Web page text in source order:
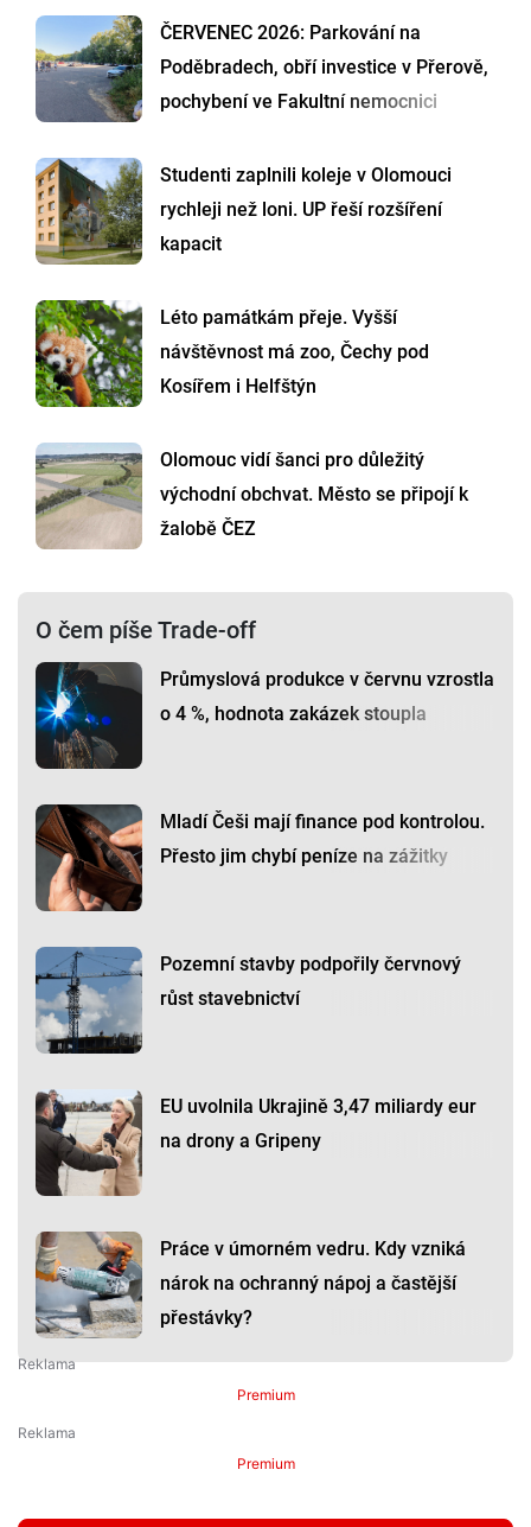
ČERVENEC 2026: Parkování na
Poděbradech, obří investice v Přerově,
pochybení ve Fakultní nemocnici
Studenti zaplnili koleje v Olomouci
rychleji než loni. UP řeší rozšíření
kapacit
Léto památkám přeje. Vyšší
návštěvnost má zoo, Čechy pod
Kosířem i Helfštýn
Olomouc vidí šanci pro důležitý
východní obchvat. Město se připojí k
žalobě ČEZ
O čem píše Trade-off
Průmyslová produkce v červnu vzrostla
o 4 %, hodnota zakázek stoupla
Mladí Češi mají finance pod kontrolou.
Přesto jim chybí peníze na zážitky
Pozemní stavby podpořily červnový
růst stavebnictví
EU uvolnila Ukrajině 3,47 miliardy eur
na drony a Gripeny
Práce v úmorném vedru. Kdy vzniká
nárok na ochranný nápoj a častější
přestávky?
Premium
Premium